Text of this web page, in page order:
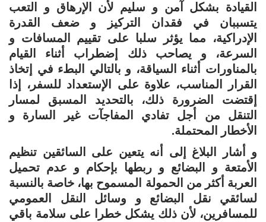
القيادة بشكل آمن و سليم لأن الإرهاق و التعب
يتسببان في فقدان التركيز و ضعف القدرة
الإدراكية، مما يؤثر سلبا على تقييم المسافات و
السرعة، و يصاحب ذلك إضطراب أثناء القيام
بالمناورات أثناء السياقة، و بالتالي البطء في إتخاذ
القرار المناسب، علاوة على الإستعداد للسفر، إذا
إقتضت الضرورة ذلك، بالتحديد المسبق لمسار
التنقل من أجل تفادي المفاجآت غير السارة و
الأخطار المحتملة.
و أشار البلاغ إلى أنه يتعين على السائقين تنظيم
الأمتعة و البضائع و ربطها بإحكام و عدم تحميل
العربة أكثر من الحمولة المسموح بها، خاصة بالنسبة
لسائقي نقل البضائع و وسائل النقل العمومي
للمسافرين، لأن ذلك يشكل خطرا على سلامة باقي